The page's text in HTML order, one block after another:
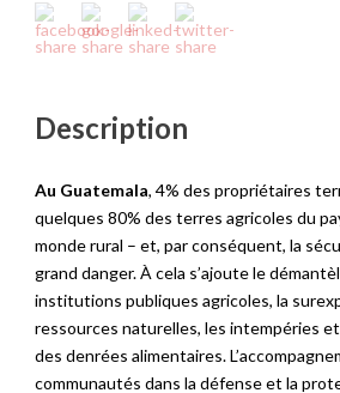
Description
Au Guatemala, 4% des propriétaires
quelques 80% des terres agricoles du
monde rural – et, par conséquent, la
grand danger. À cela s’ajoute le
institutions publiques agricoles, la
ressources naturelles, les intempéries
des denrées alimentaires.
communautés dans la défense et la